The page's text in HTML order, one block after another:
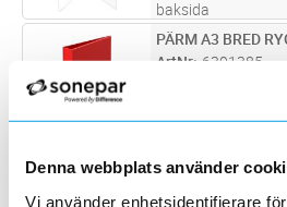
Denna webbplats använder
Vi använder enhetsidentifierare
baksida
ST Lägg i
PÄRM A3 BRED
ArtNr 6301385
Pärm för
ST Lägg i
NYCKELBRYTARE